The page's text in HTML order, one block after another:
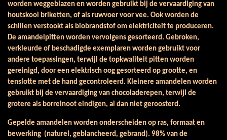
worden weggeblazen en worden gebruikt bij de vervaardiging van
houtskool briketten, of als ruwvoer voor vee. Ook worden de
schillen verstookt als biobrandstof om elektriciteit te produceren.
De amandelpitten worden vervolgens gesorteerd. Gebroken,
verkleurde of beschadigde exemplaren worden gebruikt voor
andere toepassingen, terwijl de topkwaliteit pitten worden
gereinigd, door een elektrisch oog gesorteerd op grootte, en
tenslotte met de hand gecontroleerd. Kleinere amandelen worden
gebruikt bij de vervaardiging van chocoladerepen, terwijl de
grotere als borrelnoot eindigen, al dan niet geroosterd.
Gepelde amandelen worden onderscheiden op ras, formaat en
bewerking (naturel, geblancheerd, gebrand). 98% van de